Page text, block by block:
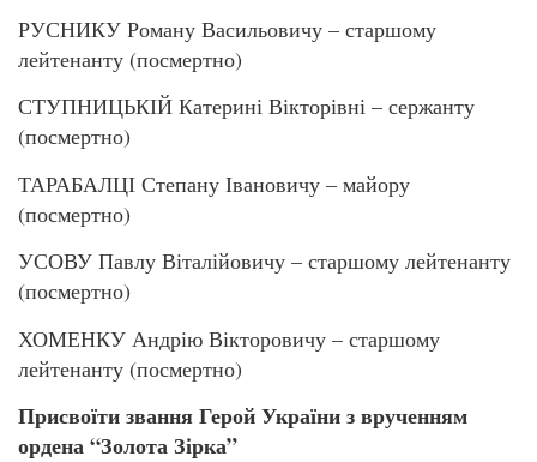
РУСНИКУ Роману Васильовичу – старшому
лейтенанту (посмертно)
СТУПНИЦЬКІЙ Катерині Вікторівні – сержанту
(посмертно)
ТАРАБАЛЦІ Степану Івановичу – майору
(посмертно)
УСОВУ Павлу Віталійовичу – старшому лейтенанту
(посмертно)
ХОМЕНКУ Андрію Вікторовичу – старшому
лейтенанту (посмертно)
Присвоїти звання Герой Україниз врученням
ордена “Золота Зірка”